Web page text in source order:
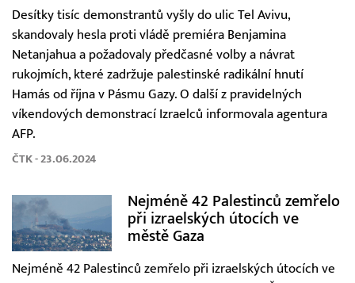
Desítky tisíc demonstrantů vyšly do ulic Tel Avivu,
skandovaly hesla proti vládě premiéra Benjamina
Netanjahua a požadovaly předčasné volby a návrat
rukojmích, které zadržuje palestinské radikální hnutí
Hamás od října v Pásmu Gazy. O další z pravidelných
víkendových demonstrací Izraelců informovala agentura
AFP.
ČTK - 23.06.2024
Nejméně 42 Palestinců zemřelo
při izraelských útocích ve
městě Gaza
Nejméně 42 Palestinců zemřelo při izraelských útocích ve